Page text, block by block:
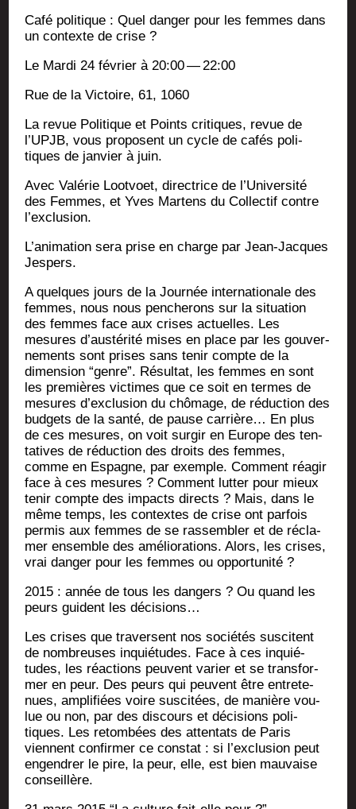
Café poli­tique : Quel dan­ger pour les femmes dans
un contexte de crise ?
Le Mar­di 24 février à 20:00 — 22:00
Rue de la Vic­toire, 61, 1060
La revue Poli­tique et Points cri­tiques, revue de
l’UP­JB, vous pro­posent un cycle de cafés poli­
tiques de jan­vier à juin.
Avec Valé­rie Loot­voet, direc­trice de l’U­ni­ver­si­té
des Femmes, et Yves Mar­tens du Col­lec­tif contre
l’exclusion.
L’a­ni­ma­tion sera prise en charge par Jean-Jacques
Jespers.
A quelques jours de la Jour­née inter­na­tio­nale des
femmes, nous nous pen­che­rons sur la situa­tion
des femmes face aux crises actuelles. Les
mesures d’aus­té­ri­té mises en place par les gou­ver­
ne­ments sont prises sans tenir compte de la
dimen­sion “genre”. Résul­tat, les femmes en sont
les pre­mières vic­times que ce soit en termes de
mesures d’ex­clu­sion du chô­mage, de réduc­tion des
bud­gets de la san­té, de pause car­rière… En plus
de ces mesures, on voit sur­gir en Europe des ten­
ta­tives de réduc­tion des droits des femmes,
comme en Espagne, par exemple. Com­ment réagir
face à ces mesures ? Com­ment lut­ter pour mieux
tenir compte des impacts directs ? Mais, dans le
même temps, les contextes de crise ont par­fois
per­mis aux femmes de se ras­sem­bler et de récla­
mer ensemble des amé­lio­ra­tions. Alors, les crises,
vrai dan­ger pour les femmes ou opportunité ?
2015 : année de tous les dan­gers ? Ou quand les
peurs guident les décisions…
Les crises que tra­versent nos socié­tés sus­citent
de nom­breuses inquié­tudes. Face à ces inquié­
tudes, les réac­tions peuvent varier et se trans­for­
mer en peur. Des peurs qui peuvent être entre­te­
nues, ampli­fiées voire sus­ci­tées, de manière vou­
lue ou non, par des dis­cours et déci­sions poli­
tiques. Les retom­bées des atten­tats de Paris
viennent confir­mer ce constat : si l’ex­clu­sion peut
engen­drer le pire, la peur, elle, est bien mau­vaise
conseillère.